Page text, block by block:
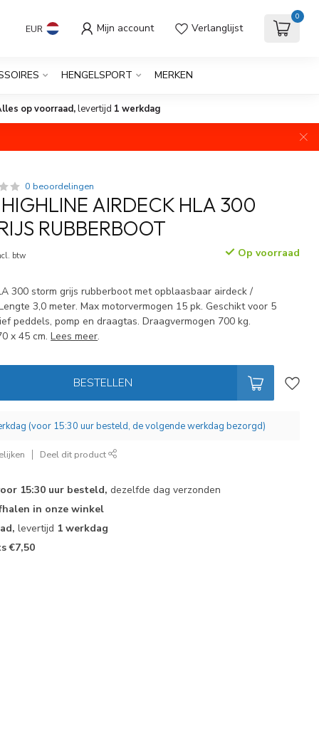
EUR Mijn account Verlanglijst
0
HENGELSPORT MERKEN
op voorraad,levertijd 1 werkdag
0 beoordelingen
AIRDECK HLA 300
RUBBERBOOT
btw Op voorraad
300 storm grijs rubberboot met opblaasbaar airdeck /
3,0 meter. Max motorvermogen 15 pk. Geschikt voor 5
peddels, pomp en draagtas. Draagvermogen 700 kg.
x 45 cm.Lees meer.
BESTELLEN
(voor 15:30 uur besteld, de volgende werkdag bezorgd)
Deel dit product
15:30 uur besteld, dezelfde dag verzonden
in onze winkel
levertijd 1 werkdag
€7,50